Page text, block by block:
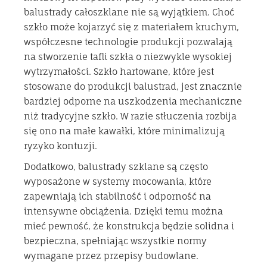
balustrady całoszklane nie są wyjątkiem. Choć
szkło może kojarzyć się z materiałem kruchym,
współczesne technologie produkcji pozwalają
na stworzenie tafli szkła o niezwykle wysokiej
wytrzymałości. Szkło hartowane, które jest
stosowane do produkcji balustrad, jest znacznie
bardziej odporne na uszkodzenia mechaniczne
niż tradycyjne szkło. W razie stłuczenia rozbija
się ono na małe kawałki, które minimalizują
ryzyko kontuzji.
Dodatkowo, balustrady szklane są często
wyposażone w systemy mocowania, które
zapewniają ich stabilność i odporność na
intensywne obciążenia. Dzięki temu można
mieć pewność, że konstrukcja będzie solidna i
bezpieczna, spełniając wszystkie normy
wymagane przez przepisy budowlane.